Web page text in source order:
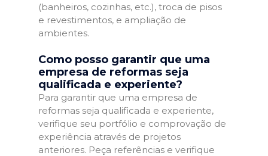
(banheiros, cozinhas, etc.), troca de pisos
e revestimentos, e ampliação de
ambientes.
Como posso garantir que uma
empresa de reformas seja
qualificada e experiente?
Para garantir que uma empresa de
reformas seja qualificada e experiente,
verifique seu portfólio e comprovação de
experiência através de projetos
anteriores. Peça referências e verifique